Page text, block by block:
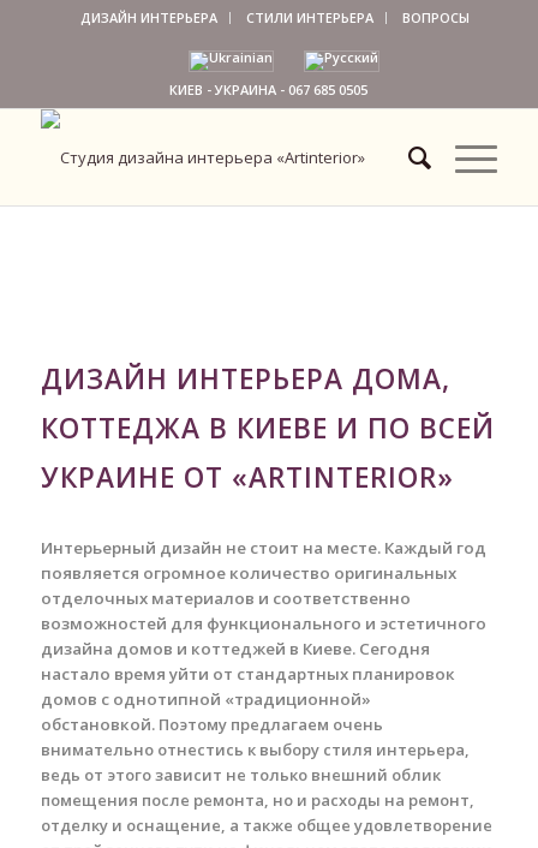
ДИЗАЙН ИНТЕРЬЕРА СТИЛИ ИНТЕРЬЕРА ВОПРОСЫ
КИЕВ - УКРАИНА -067 685 0505
ДИЗАЙН ИНТЕРЬЕРА ДОМА,
КОТТЕДЖА В КИЕВЕ И ПО ВСЕЙ
УКРАИНЕ ОТ «ARTINTERIOR»
Интерьерный дизайн не стоит на месте. Каждый год
появляется огромное количество оригинальных
отделочных материалов и соответственно
возможностей для функционального и эстетичного
дизайна домов и коттеджей в Киеве. Сегодня
настало время уйти от стандартных планировок
домов с однотипной «традиционной»
обстановкой. Поэтому предлагаем очень
внимательно отнестись к выбору стиля интерьера,
ведь от этого зависит не только внешний облик
помещения после ремонта, но и расходы на ремонт,
отделку и оснащение, а также общее удовлетворение